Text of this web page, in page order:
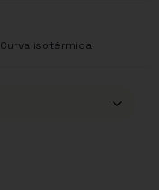
Curva isotérmica